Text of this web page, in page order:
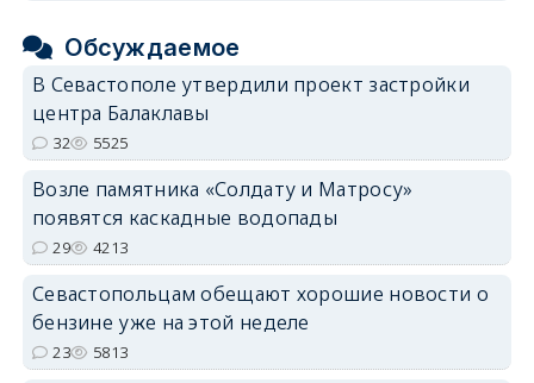
Обсуждаемое
В Севастополе утвердили проект застройки
центра Балаклавы
32 5525
Возле памятника «Солдату и Матросу»
появятся каскадные водопады
29 4213
Севастопольцам обещают хорошие новости о
бензине уже на этой неделе
23 5813